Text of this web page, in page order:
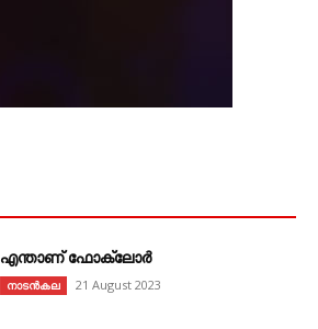
എന്താണ്‌ ഫോക്‌ലോർ
നാടൻകല 21 August 2023